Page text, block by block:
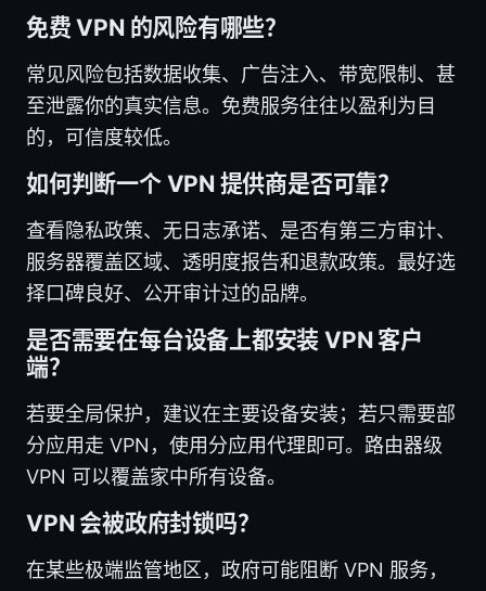
免费 VPN 的风险有哪些？
常见风险包括数据收集、广告注入、带宽限制、甚
至泄露你的真实信息。免费服务往往以盈利为目
的，可信度较低。
如何判断一个 VPN 提供商是否可靠？
查看隐私政策、无日志承诺、是否有第三方审计、
服务器覆盖区域、透明度报告和退款政策。最好选
择口碑良好、公开审计过的品牌。
是否需要在每台设备上都安装 VPN 客户
端？
若要全局保护，建议在主要设备安装；若只需要部
分应用走 VPN，使用分应用代理即可。路由器级
VPN 可以覆盖家中所有设备。
VPN 会被政府封锁吗？
在某些极端监管地区，政府可能阻断 VPN 服务，